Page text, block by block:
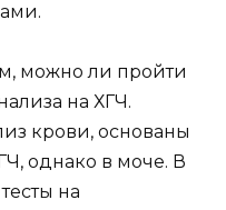
можно ли пройти
на ХГЧ.
крови, основаны
однако в моче. В
на